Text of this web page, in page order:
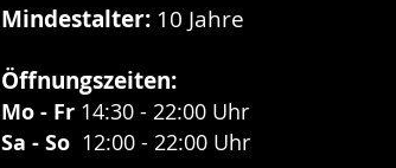
Mindestalter: 10 Jahre
Öffnungszeiten:
Mo - Fr 14:30 - 22:00 Uhr
Sa - So 12:00 - 22:00 Uhr